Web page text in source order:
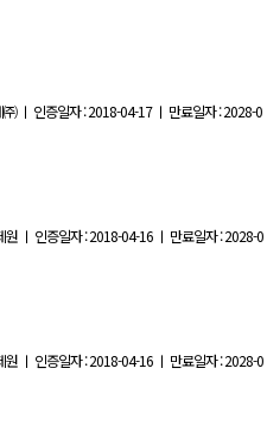
ㅣ 인증일자 : 2018-04-17 ㅣ 만료일자 : 2028-0
원 ㅣ 인증일자 : 2018-04-16 ㅣ 만료일자 : 2028-0
원 ㅣ 인증일자 : 2018-04-16 ㅣ 만료일자 : 2028-0